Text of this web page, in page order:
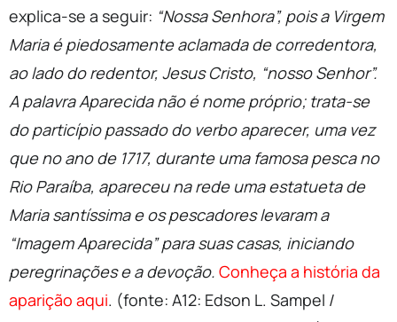
explica-se a seguir: “Nossa Senhora”, pois a Virgem
Maria é piedosamente aclamada de corredentora,
ao lado do redentor, Jesus Cristo, “nosso Senhor”.
A palavra Aparecida não é nome próprio; trata-se
do particípio passado do verbo aparecer, uma vez
que no ano de 1717, durante uma famosa pesca no
Rio Paraíba, apareceu na rede uma estatueta de
Maria santíssima e os pescadores levaram a
“Imagem Aparecida” para suas casas, iniciando
peregrinações e a devoção. Conheça a história da
aparição aqui. (fonte: A12: Edson L. Sampel /